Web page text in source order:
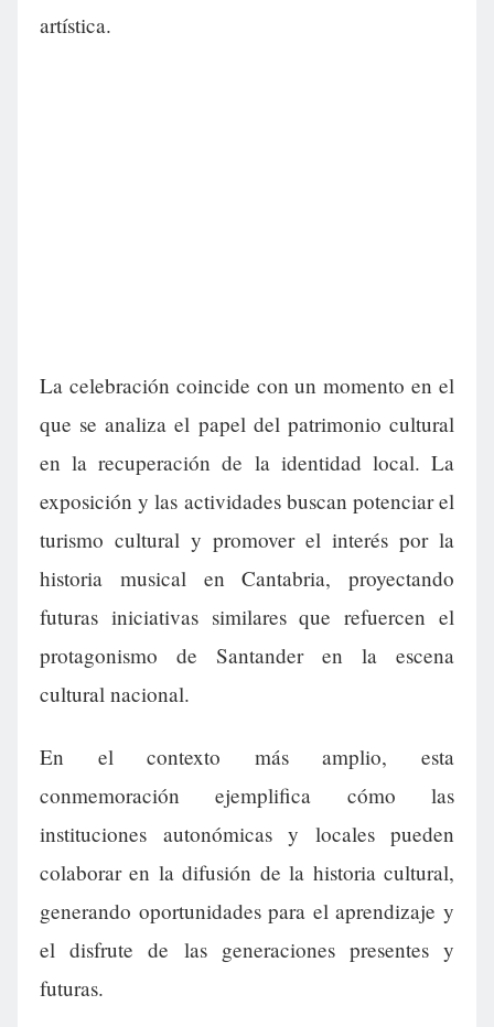
artística.
La celebración coincide con un momento en el
que se analiza el papel del patrimonio cultural
en la recuperación de la identidad local. La
exposición y las actividades buscan potenciar el
turismo cultural y promover el interés por la
historia musical en Cantabria, proyectando
futuras iniciativas similares que refuercen el
protagonismo de Santander en la escena
cultural nacional.
En el contexto más amplio, esta
conmemoración ejemplifica cómo las
instituciones autonómicas y locales pueden
colaborar en la difusión de la historia cultural,
generando oportunidades para el aprendizaje y
el disfrute de las generaciones presentes y
futuras.